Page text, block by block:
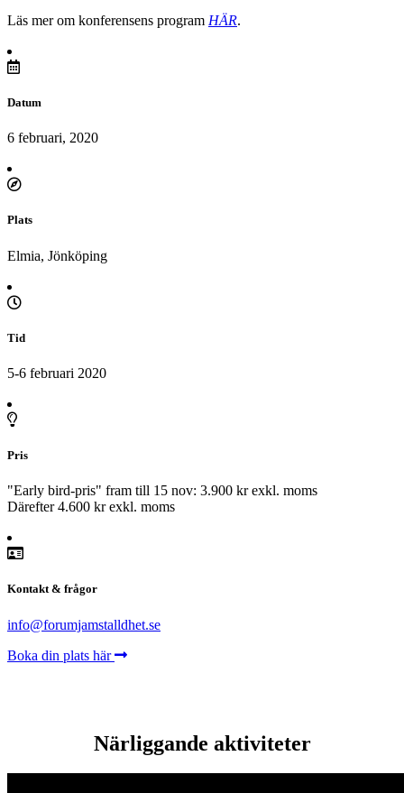
Läs mer om konferensens program HÄR.
Datum
6 februari, 2020
Plats
Elmia, Jönköping
Tid
5-6 februari 2020
Pris
"Early bird-pris" fram till 15 nov: 3.900 kr exkl. moms
Därefter 4.600 kr exkl. moms
Kontakt & frågor
info@forumjamstalldhet.se
Boka din plats här
Närliggande aktiviteter